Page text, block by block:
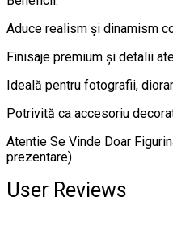
Aduce realism și dinamism
Finisaje premium și detalii
Ideală pentru fotografii,
Potrivită ca accesoriu
Atentie Se Vinde Doar
prezentare)
User Reviews